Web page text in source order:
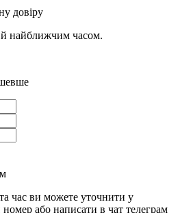
довіру
найближчим часом.
час ви можете уточнити у
або написати в чат телеграм